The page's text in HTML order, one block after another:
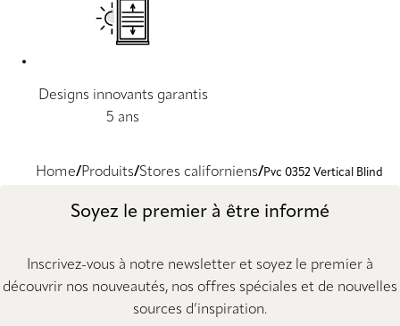
Designs innovants garantis
5 ans
Home Produits Stores californiens Pvc 0352 Vertical Blind
Soyez le premier à être informé
Inscrivez-vous à notre newsletter et soyez le premier à
découvrir nos nouveautés, nos offres spéciales et de nouvelles
sources d’inspiration.